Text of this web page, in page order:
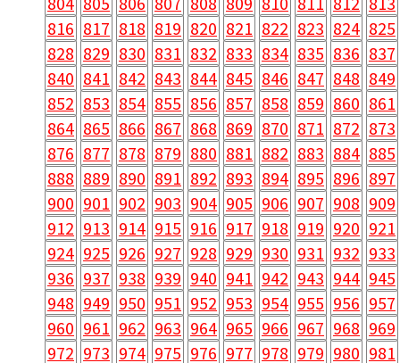
816 817 818 819 820 821 822 823 824 825
828 829 830 831 832 833 834 835 836 837
840 841 842 843 844 845 846 847 848 849
852 853 854 855 856 857 858 859 860 861
864 865 866 867 868 869 870 871 872 873
876 877 878 879 880 881 882 883 884 885
888 889 890 891 892 893 894 895 896 897
900 901 902 903 904 905 906 907 908 909
912 913 914 915 916 917 918 919 920 921
924 925 926 927 928 929 930 931 932 933
936 937 938 939 940 941 942 943 944 945
948 949 950 951 952 953 954 955 956 957
960 961 962 963 964 965 966 967 968 969
972 973 974 975 976 977 978 979 980 981